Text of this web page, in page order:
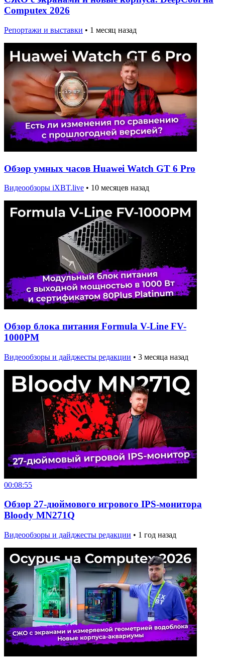
Computex 2026
Репортажи и выставки • 1 месяц назад
Обзор умных часов Huawei Watch GT 6 Pro
Видеообзоры iXBT.live • 10 месяцев назад
Обзор блока питания Formula V-Line FV-
1000PM
Видеообзоры и дайджесты редакции • 3 месяца назад
00:08:55
Обзор 27-дюймового игрового IPS-монитора
Bloody MN271Q
Видеообзоры и дайджесты редакции • 1 год назад